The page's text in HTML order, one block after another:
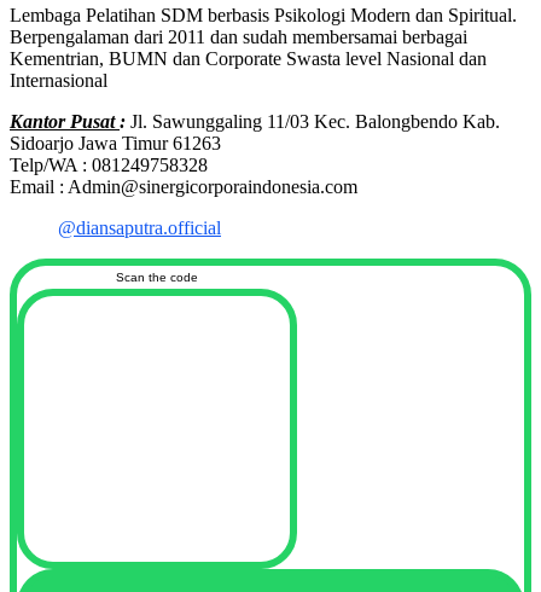
Lembaga Pelatihan SDM berbasis Psikologi Modern dan Spiritual.
Berpengalaman dari 2011 dan sudah membersamai berbagai
Kementrian, BUMN dan Corporate Swasta level Nasional dan
Internasional
Kantor Pusat: Jl. Sawunggaling 11/03 Kec. Balongbendo Kab.
Sidoarjo Jawa Timur 61263
Telp/WA : 081249758328
Email : Admin@sinergicorporaindonesia.com
@diansaputra.official
Scan the code